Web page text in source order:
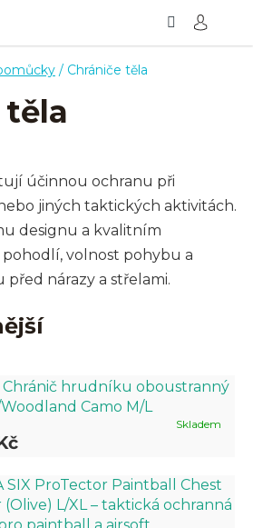
/ Chrániče těla
těla
účinnou ochranu při
jiných taktických aktivitách.
designu a kvalitním
volnost pohybu a
nárazy a střelami.
Chránič hrudníku oboustranný
Camo M/L
Skladem
SIX ProTector Paintball Chest
L/XL – taktická ochranná
paintball a airsoft